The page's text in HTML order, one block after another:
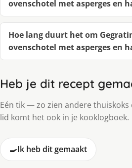
ovenschotel met asperges en
Hoe lang duurt het om
ovenschotel met asperges en
Heb je dit recept
Eén tik — zo zien andere
lid komt het ook in je kooklogboek.
🍳Ik heb dit gemaakt